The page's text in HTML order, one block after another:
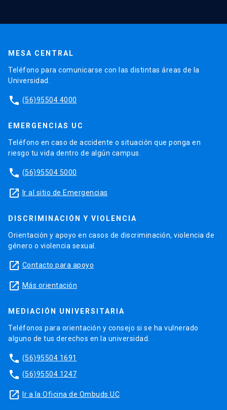
MESA CENTRAL
Teléfono para comunicarse con las distintas áreas de la
Universidad.
phone (56)95504 4000
EMERGENCIAS UC
Teléfono en caso de accidente o situación que ponga en
riesgo tu vida dentro de algún campus.
phone (56)95504 5000
launch Ir al sitio de Emergencias
DISCRIMINACIÓN Y VIOLENCIA
Orientación y apoyo en casos de discriminación, violencia de
género o violencia sexual.
launch Contacto para apoyo
launch Más orientación
MEDIACIÓN UNIVERSITARIA
Teléfonos para orientación y consejo si se ha vulnerado
alguno de tus derechos en la universidad.
phone (56)95504 1691
phone (56)95504 1247
launch Ir a la Oficina de Ombuds UC